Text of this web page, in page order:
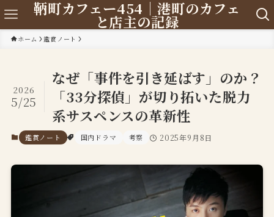
鞆町カフェー454｜港町のカフェ
と店主の記録
ホーム 鑑賞ノート
なぜ「事件を引き延ばす」のか？
「33分探偵」が切り拓いた脱力
系サスペンスの革新性
2026
5/25
鑑賞ノート 国内ドラマ 考察 2025年9月8日